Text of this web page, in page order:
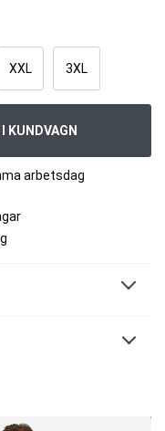
XXL 3XL
KUNDVAGN
arbetsdag
som ger en
i 60% bomull och
kombinerar komfort och